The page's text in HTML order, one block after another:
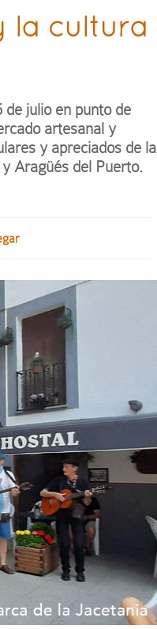
la cultura
julio en punto de
artesanal y
y apreciados de la
Aragüés del Puerto.